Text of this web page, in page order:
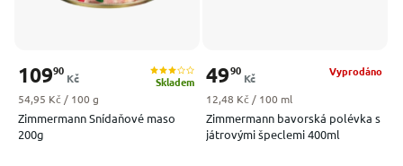
Zimmermann Snídaňové maso
200g
Skladem
10990
Kč
Měrná cena:
54,95 Kč / 100 g
Zimmermann bavorská polévka s
játrovými špeclemi 400ml
Vyprodáno
4990
Kč
Měrná cena:
12,48 Kč / 100 ml